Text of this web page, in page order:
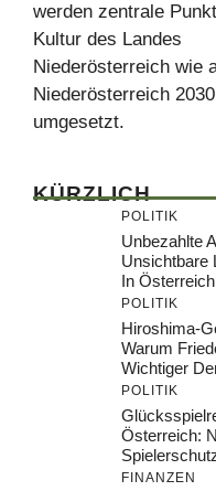
werden zentrale
Kultur des Landes
Niederösterreich wie
Niederösterreich 2030
umgesetzt.
KÜRZLICH
POLITIK
Unbezahlte
Unsichtbare
In
POLITIK
Hiroshima-
Warum
Wichtiger
POLITIK
Österreich:
FINANZEN